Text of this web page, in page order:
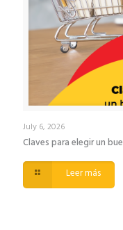
July 6, 2026
Claves para elegir un
Leer más